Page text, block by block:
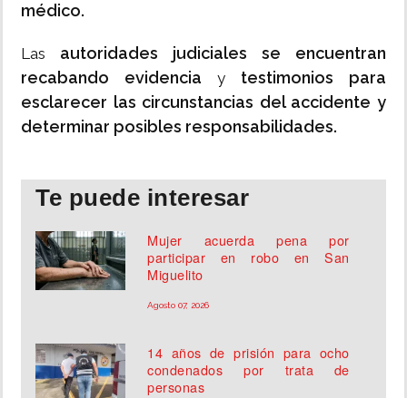
médico.
Las autoridades judiciales se encuentran
recabando evidencia y testimonios para
esclarecer las circunstancias del accidente y
determinar posibles responsabilidades.
Te puede interesar
Mujer acuerda pena por
participar en robo en San
Miguelito
Agosto 07, 2026
14 años de prisión para ocho
condenados por trata de
personas